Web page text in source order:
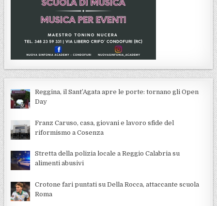
Reggina, il Sant’Agata apre le porte: tornano gli Open
Day
Franz Caruso, casa, giovani e lavoro sfide del
riformismo a Cosenza
Stretta della polizia locale a Reggio Calabria su
alimenti abusivi
Crotone fari puntati su Della Rocca, attaccante scuola
Roma